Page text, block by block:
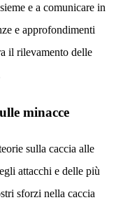
e a comunicare in
e approfondimenti
il rilevamento delle
minacce
sulla caccia alle
attacchi e delle più
sforzi nella caccia